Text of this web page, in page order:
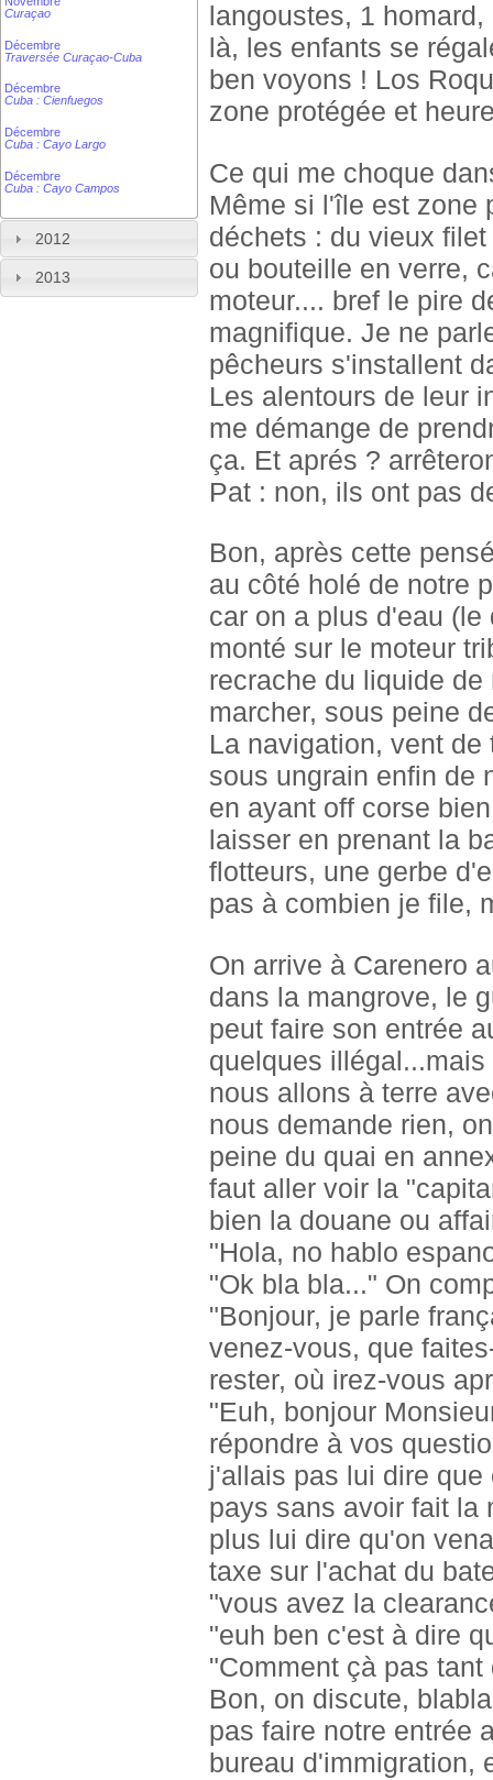
Curaçao
Décembre
Traversée Curaçao-Cuba
Décembre
Cuba : Cienfuegos
Décembre
Cuba : Cayo Largo
Décembre
Cuba : Cayo Campos
2012
2013
langoustes, 1
là, les enfants se
ben voyons ! Los
zone protégée et
Ce qui me choque
Même si l'île est zone
déchets : du vieux
ou bouteille en verre,
moteur.... bref le pire
magnifique. Je ne
pêcheurs s'installent
Les alentours de leur
me démange de
ça. Et aprés ?
Pat : non, ils ont pas
Bon, après cette
au côté holé de notre
car on a plus d'eau
monté sur le moteur
recrache du liquide
marcher, sous peine
La navigation, vent
sous ungrain enfin de
en ayant off corse
laisser en prenant la
flotteurs, une gerbe
pas à combien je file,
On arrive à Carenero
dans la mangrove, le
peut faire son entrée
quelques
nous allons à terre
nous demande rien,
peine du quai en
faut aller voir la
bien la douane ou
"Hola, no hablo
"Ok bla bla..." On
"Bonjour, je parle
venez-vous, que
rester, où irez-vous
"Euh, bonjour
répondre à vos
j'allais pas lui dire
pays sans avoir fait la
plus lui dire qu'on
taxe sur l'achat du
"vous avez la
"euh ben c'est à dire
"Comment çà pas
Bon, on discute,
pas faire notre entrée
bureau d'immigration,